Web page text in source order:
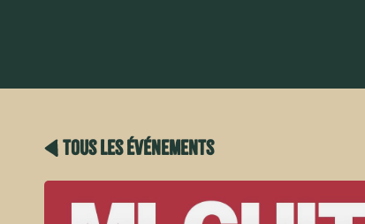
tous les événements